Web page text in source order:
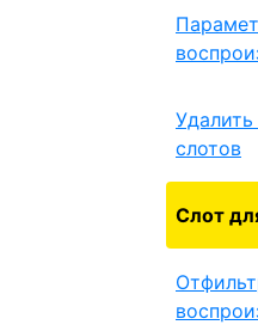
слотов
Слот